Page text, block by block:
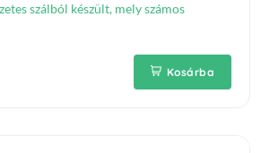
szálból készült, mely számos
Kosárba